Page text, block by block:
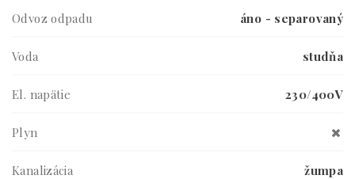
Odvoz odpadu áno - separovaný
Voda studňa
El. napätie 230/400V
Plyn
Kanalizácia žumpa